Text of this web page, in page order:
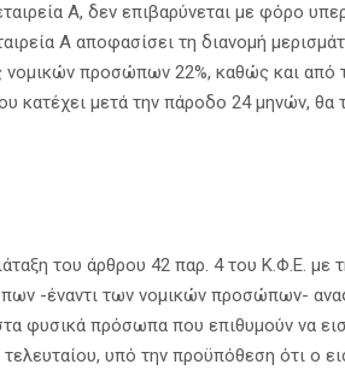
Α, δεν επιβαρύνεται με φόρο
Α αποφασίσει τη διανομή
προσώπων 22%, καθώς και από
κατέχει μετά την πάροδο 24 μηνών,
του άρθρου 42 παρ. 4 του Κ.Φ.Ε. με
-έναντι των νομικών προσώπων-
φυσικά πρόσωπα που επιθυμούν να
τελευταίου, υπό την προϋπόθεση ότι ο